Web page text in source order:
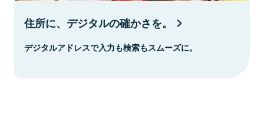
住所に、デジタルの確かさを。
デジタルアドレスで入力も検索もスムーズに。